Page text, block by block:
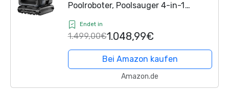
Poolroboter, Poolsauger 4-in-1
komplette Poolreinigung, 25700 LPH,
smartes Parken an der Oberfläche, 6L
Fassungsvermögen,...
Endet in
1.499,00€1.048,99€
Bei Amazon kaufen
Amazon.de